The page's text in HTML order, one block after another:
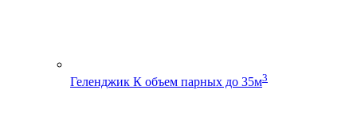
Геленджик К объем парных до 35м3